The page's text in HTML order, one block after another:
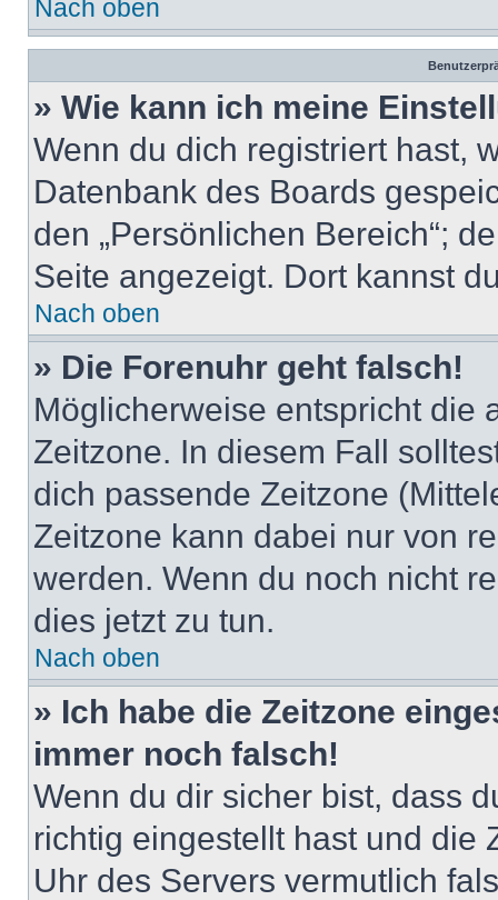
Nach oben
» Wie kann ich meine
Wenn du dich registriert hast,
Datenbank des Boards
den „Persönlichen Bereich“;
Seite angezeigt. Dort kannst
Nach oben
» Die Forenuhr geht falsch!
Möglicherweise entspricht die
Zeitzone. In diesem Fall
dich passende Zeitzone
Zeitzone kann dabei nur von
werden. Wenn du noch nicht
dies jetzt zu tun.
Nach oben
» Ich habe die Zeitzone
immer noch falsch!
Wenn du dir sicher bist, dass
richtig eingestellt hast und die
Uhr des Servers vermutlich